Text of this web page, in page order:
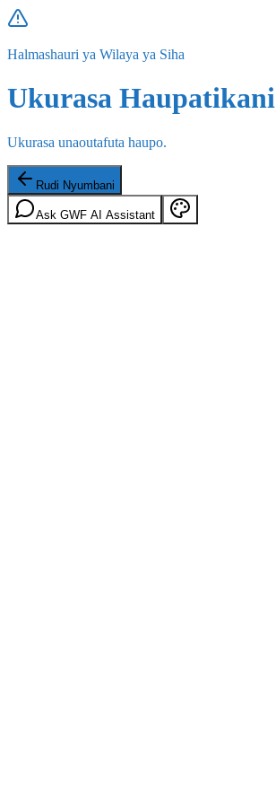
Halmashauri ya Wilaya ya Siha
Ukurasa Haupatikani
Ukurasa unaoutafuta haupo.
Rudi Nyumbani
Ask GWF AI Assistant